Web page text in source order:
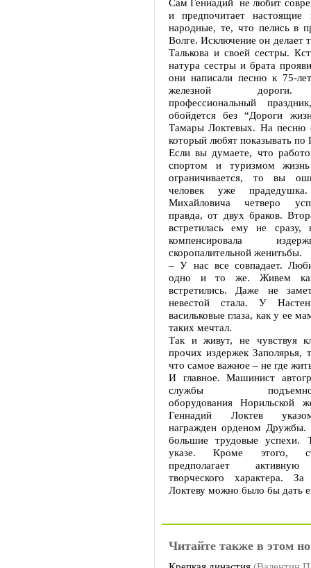
Сам Геннадий не любит
и предпочитает настоящие
народные, те, что пелись в
Волге. Исключение он делает
Талькова и своей сестры.
натура сестры и брата
они написали песню к 75-
железной дороги.
профессиональный
обойдется без “Дороги
Тамары Локтевых. На песню
который любят показывать по
Если вы думаете, что
спортом и туризмом
ограничивается, то вы
человек уже
Михайловича четверо
правда, от двух браков.
встретилась ему не сразу,
компенсировала
скоропалительной женитьбы.
– У нас все совпадает.
одно и то же. Живем
встретились. Даже не
невестой стала. У
васильковые глаза, как у ее
таких мечтал.
Так и живут, не чувствуя
прочих издержек Заполярья,
что самое важное – не где
И главное. Машинист
службы подъемно-
оборудования Норильской
Геннадий Локтев
награжден орденом Дружбы.
большие трудовые успехи.
указе. Кроме этого,
предполагает активную
творческого характера.
Локтеву можно было бы дать
Читайте также в этом